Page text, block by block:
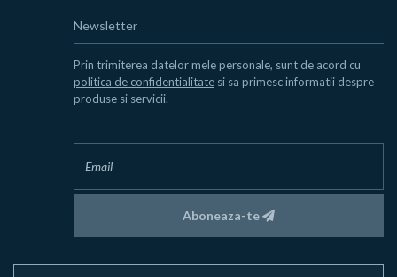
Newsletter
Prin trimiterea datelor mele personale, sunt de acord cu
politica de confidentialitate si sa primesc informatii despre
produse si servicii.
Aboneaza-te